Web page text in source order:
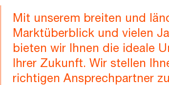
Mit unserem breiten und
Marktüberblick und vielen
bieten wir Ihnen die ideale
Ihrer Zukunft. Wir stellen
richtigen Ansprechpartner